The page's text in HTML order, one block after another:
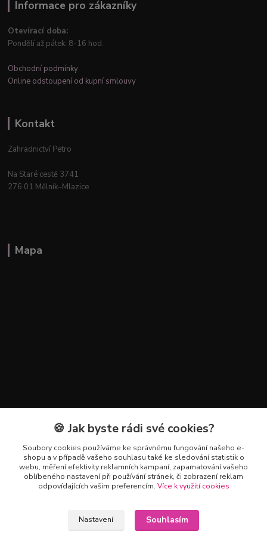
Informace pro zákazníky
Otevírací doba:
Pondělí až pátek: 8-16 hod.
Obchodní podmínky
Online odstoupení od kupní smlouvy
Kontakt
Zahradnictví Petro
Na Staré cestě 3741
276 01 Mělník–Mlazice
Mapa
Kontakty
+420 602 223 614
info@zahradnictvipetro.cz
🍪 Jak byste rádi své cookies?
Soubory cookies používáme ke správnému fungování našeho e-
shopu a v případě vašeho souhlasu také ke sledování statistik o
webu, měření efektivity reklamních kampaní, zapamatování vašeho
oblíbeného nastavení při používání stránek, či zobrazení reklam
odpovídajících vašim preferencím. Více k využití cookies
Nastavení Souhlasím